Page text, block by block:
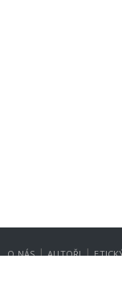
O NÁS | AUTOŘI |